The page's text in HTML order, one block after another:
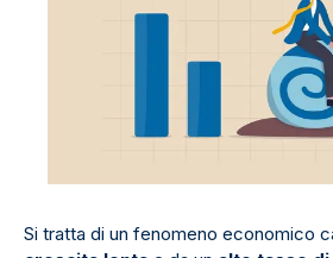
Si tratta di un fenomeno economico